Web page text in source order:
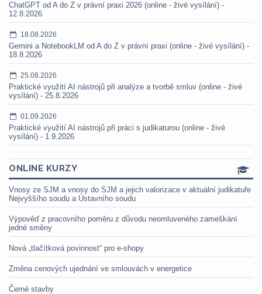
ChatGPT od A do Z v právní praxi 2026 (online - živé vysílání) -
12.8.2026
18.08.2026
Gemini a NotebookLM od A do Z v právní praxi (online - živé vysílání) -
18.8.2026
25.08.2026
Praktické využití AI nástrojů při analýze a tvorbě smluv (online - živé
vysílání) - 25.8.2026
01.09.2026
Praktické využití AI nástrojů při práci s judikaturou (online - živé
vysílání) - 1.9.2026
ONLINE KURZY
Vnosy ze SJM a vnosy do SJM a jejich valorizace v aktuální judikatuře
Nejvyššího soudu a Ústavního soudu
Výpověď z pracovního poměru z důvodu neomluveného zameškání
jedné směny
Nová „tlačítková povinnost“ pro e-shopy
Změna cenových ujednání ve smlouvách v energetice
Černé stavby